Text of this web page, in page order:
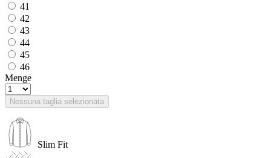
41
42
43
44
45
46
Menge
Nessuna taglia selezionata
Slim Fit